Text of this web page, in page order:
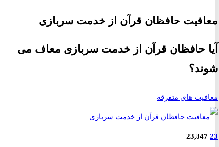
حافظان قرآن از خدمت سربازی
حافظان قرآن از خدمت سربازی معاف می
های متفرقه